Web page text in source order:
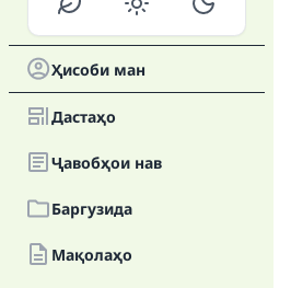
Ҳисоби ман
Дастаҳо
Ҷавобҳои нав
Баргузида
Мақолаҳо